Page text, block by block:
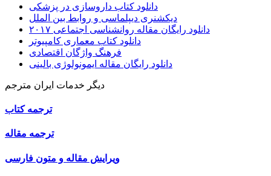
دانلود کتاب داروسازی در پزشکی
دیکشنری دیپلماسی و روابط بین الملل
دانلود رایگان مقاله روانشناسی اجتماعی ۲۰۱۷
دانلود کتاب معماری کامپیوتر
فرهنگ واژگان اقتصادی
دانلود رایگان مقاله ایمونولوژی بالینی
دیگر خدمات ایران مترجم
ترجمه کتاب
ترجمه مقاله
ویرایش مقاله و متون فارسی